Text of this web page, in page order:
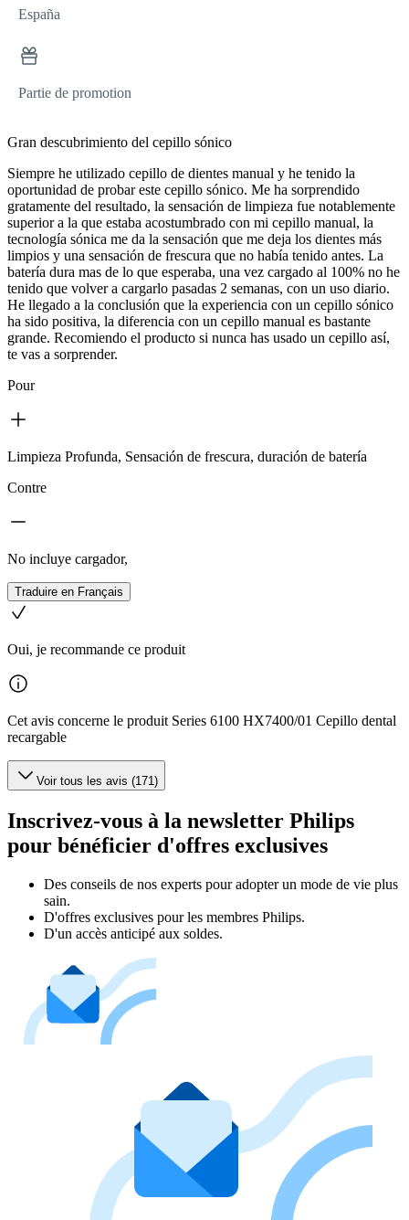
España
Partie de promotion
Gran descubrimiento del cepillo sónico
Siempre he utilizado cepillo de dientes manual y he tenido la
oportunidad de probar este cepillo sónico. Me ha sorprendido
gratamente del resultado, la sensación de limpieza fue notablemente
superior a la que estaba acostumbrado con mi cepillo manual, la
tecnología sónica me da la sensación que me deja los dientes más
limpios y una sensación de frescura que no había tenido antes. La
batería dura mas de lo que esperaba, una vez cargado al 100% no he
tenido que volver a cargarlo pasadas 2 semanas, con un uso diario.
He llegado a la conclusión que la experiencia con un cepillo sónico
ha sido positiva, la diferencia con un cepillo manual es bastante
grande. Recomiendo el producto si nunca has usado un cepillo así,
te vas a sorprender.
Pour
Limpieza Profunda, Sensación de frescura, duración de batería
Contre
No incluye cargador,
Traduire en Français
Oui, je recommande ce produit
Cet avis concerne le produit Series 6100 HX7400/01 Cepillo dental
recargable
Voir tous les avis (171)
Inscrivez-vous à la newsletter Philips
pour bénéficier d'offres exclusives
Des conseils de nos experts pour adopter un mode de vie plus
sain.
D'offres exclusives pour les membres Philips.
D'un accès anticipé aux soldes.